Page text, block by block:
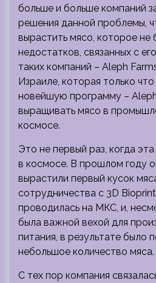
больше и больше компаний
решения данной проблемы,
вырастить мясо, которое не
недостатков, связанных с
таких компаний – Aleph
Израиле, которая только
новейшую программу –
выращивать мясо в
космосе.
Это не первый раз, когда
в космосе. В прошлом году
вырастили первый кусок
сотрудничества с 3D
проводилась на МКС, и,
была важной вехой для
питания, в результате было
небольшое количество мяса.
С тех пор компания